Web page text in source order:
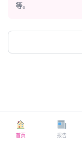
等。
首页 报告